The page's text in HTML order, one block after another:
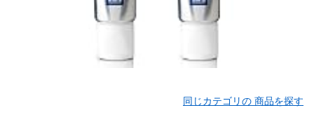
同じカテゴリの 商品を探す